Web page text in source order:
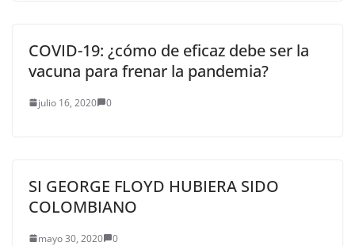
COVID-19: ¿cómo de eficaz debe ser la
vacuna para frenar la pandemia?
julio 16, 2020 0
SI GEORGE FLOYD HUBIERA SIDO
COLOMBIANO
mayo 30, 2020 0